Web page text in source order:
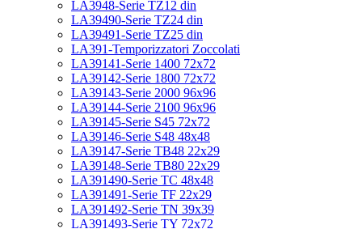
LA3948-Serie TZ12 din
LA39490-Serie TZ24 din
LA39491-Serie TZ25 din
LA391-Temporizzatori Zoccolati
LA39141-Serie 1400 72x72
LA39142-Serie 1800 72x72
LA39143-Serie 2000 96x96
LA39144-Serie 2100 96x96
LA39145-Serie S45 72x72
LA39146-Serie S48 48x48
LA39147-Serie TB48 22x29
LA39148-Serie TB80 22x29
LA391490-Serie TC 48x48
LA391491-Serie TF 22x29
LA391492-Serie TN 39x39
LA391493-Serie TY 72x72